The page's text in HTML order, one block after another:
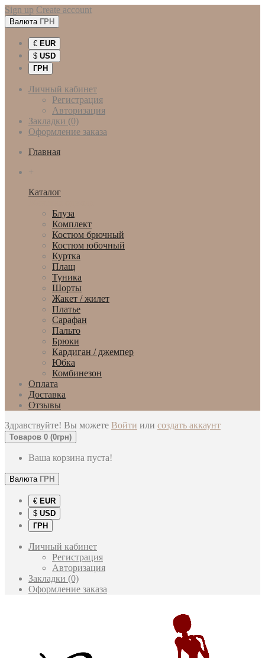
Sign up Create account
Валюта ГРН
€ EUR
$ USD
ГРН
Личный кабинет
Регистрация
Авторизация
Закладки (0)
Оформление заказа
Главная
+
Каталог
Блуза
Комплект
Костюм брючный
Костюм юбочный
Куртка
Плащ
Туника
Шорты
Жакет / жилет
Платье
Сарафан
Пальто
Брюки
Кардиган / джемпер
Юбка
Комбинезон
Оплата
Доставка
Отзывы
Здравствуйте! Вы можете Войти или создать аккаунт
Товаров 0 (0грн)
Ваша корзина пуста!
Валюта ГРН
€ EUR
$ USD
ГРН
Личный кабинет
Регистрация
Авторизация
Закладки (0)
Оформление заказа